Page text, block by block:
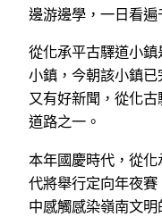
邊游邊學，一日看遍
從化承平古驛道小
小鎮，今朝該小鎮已
又有好新聞，從化
道路之一。
本年國慶時代，從
代將舉行定向年夜
中感觸感染嶺南文明